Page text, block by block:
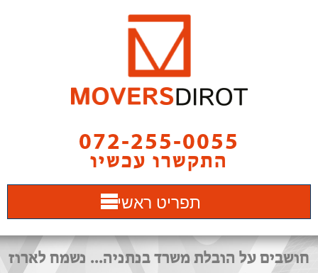
072-255-0055
התקשרו עכשיו
תפריט ראשי
חושבים על הובלת משרד בנתניה... נשמח לארוז